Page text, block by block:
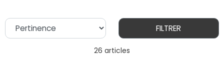
26 articles
FILTRER